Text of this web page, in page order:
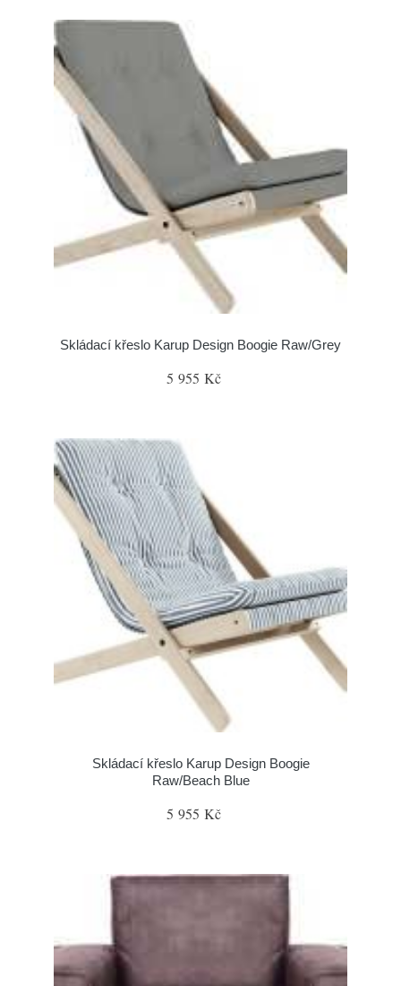
Skládací křeslo Karup Design Boogie Raw/Grey
5 955 Kč
Skládací křeslo Karup Design Boogie
Raw/Beach Blue
5 955 Kč